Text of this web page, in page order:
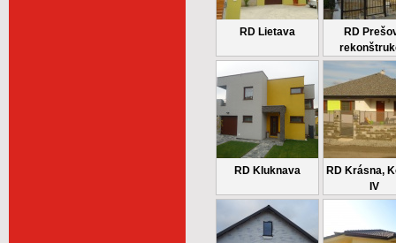
RD Lietava
RD
RD Kluknava
RD Krásna,
IV